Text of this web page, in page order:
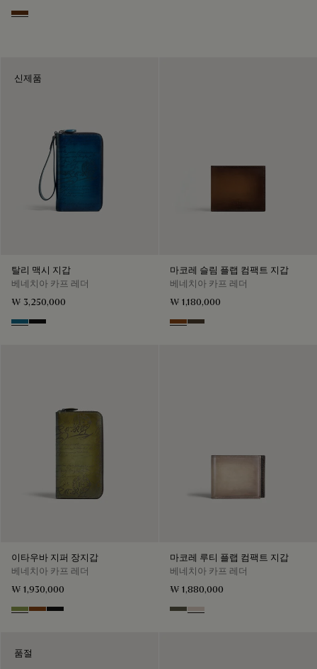
Marrone & Nero
신제품
탈리 맥시 지갑
베네치아 카프 레더
₩ 3,250,000
GasolineNero Grigio
마코레 슬림 플랩 컴팩트 지갑
베네치아 카프 레더
₩ 1,180,000
Cacao Intenso
Alba
이타우바 지퍼 장지갑
베네치아 카프 레더
₩ 1,930,000
WillowCacao Intenso
Nero Grigio
마코레 루티 플랩 컴팩트 지갑
베네치아 카프 레더
₩ 1,880,000
Selva Oscura
Gris
품절